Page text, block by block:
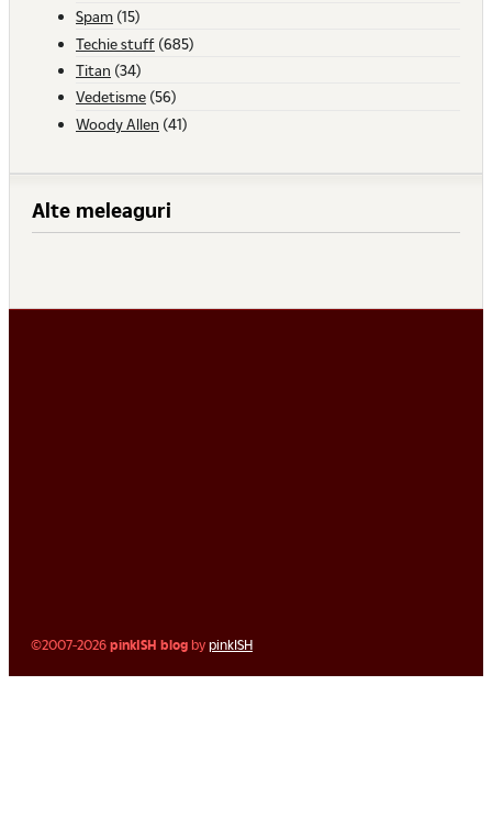
Spam (15)
Techie stuff (685)
Titan (34)
Vedetisme (56)
Woody Allen (41)
Alte meleaguri
©2007-2026pinkISH blog bypinkISH